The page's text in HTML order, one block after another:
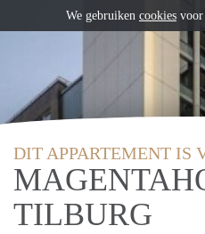
DIT APPARTEMENT IS
TILBURG
We gebruiken cookies voor